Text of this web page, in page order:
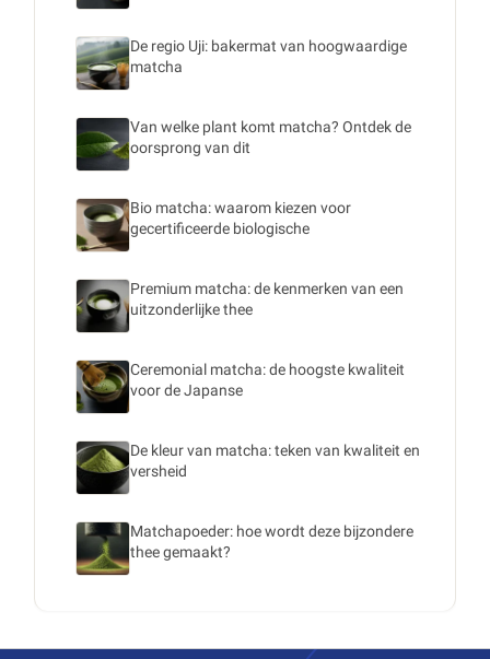
De regio Uji: bakermat van hoogwaardige
matcha
Van welke plant komt matcha? Ontdek de
oorsprong van dit
Bio matcha: waarom kiezen voor
gecertificeerde biologische
Premium matcha: de kenmerken van een
uitzonderlijke thee
Ceremonial matcha: de hoogste kwaliteit
voor de Japanse
De kleur van matcha: teken van kwaliteit en
versheid
Matchapoeder: hoe wordt deze bijzondere
thee gemaakt?